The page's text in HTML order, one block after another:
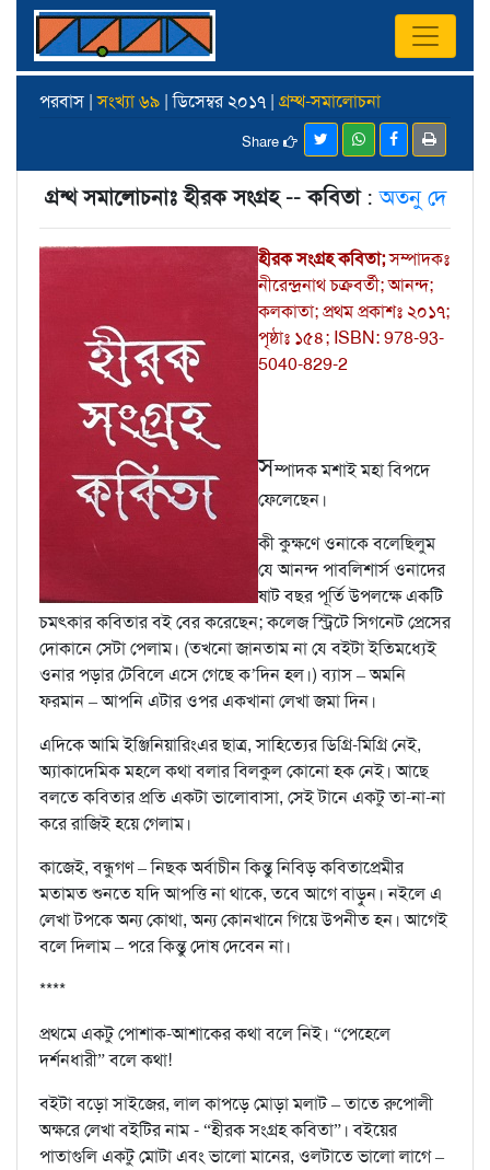
পরবাস |সংখ্যা ৬৯ | ডিসেম্বর ২০১৭ | গ্রম্থ-সমালোচনা
Share
গ্রন্থ সমালোচনাঃ হীরক সংগ্রহ -- কবিতা:অতনু দে
হীরক সংগ্রহ কবিতা;সম্পাদকঃ
নীরেন্দ্রনাথ চক্রবর্তী; আনন্দ;
কলকাতা; প্রথম প্রকাশঃ ২০১৭;
পৃষ্ঠাঃ ১৫৪; ISBN: 978-93-
5040-829-2
সম্পাদক মশাই মহা বিপদে
ফেলেছেন।
কী কুক্ষণে ওনাকে বলেছিলুম
যে আনন্দ পাবলিশার্স ওনাদের
ষাট বছর পূর্তি উপলক্ষে একটি
চমৎকার কবিতার বই বের করেছেন; কলেজ স্ট্রিটে সিগনেট প্রেসের
দোকানে সেটা পেলাম। (তখনো জানতাম না যে বইটা ইতিমধ্যেই
ওনার পড়ার টেবিলে এসে গেছে ক’দিন হল।) ব্যাস – অমনি
ফরমান – আপনি এটার ওপর একখানা লেখা জমা দিন।
এদিকে আমি ইঞ্জিনিয়ারিংএর ছাত্র, সাহিত্যের ডিগ্রি-মিগ্রি নেই,
অ্যাকাদেমিক মহলে কথা বলার বিলকুল কোনো হক নেই। আছে
বলতে কবিতার প্রতি একটা ভালোবাসা, সেই টানে একটু তা-না-না
করে রাজিই হয়ে গেলাম।
কাজেই, বন্ধুগণ – নিছক অর্বাচীন কিন্তু নিবিড় কবিতাপ্রেমীর
মতামত শুনতে যদি আপত্তি না থাকে, তবে আগে বাড়ুন। নইলে এ
লেখা টপকে অন্য কোথা, অন্য কোনখানে গিয়ে উপনীত হন। আগেই
বলে দিলাম – পরে কিন্তু দোষ দেবেন না।
****
প্রথমে একটু পোশাক-আশাকের কথা বলে নিই। “পেহেলে
দর্শনধারী” বলে কথা!
বইটা বড়ো সাইজের, লাল কাপড়ে মোড়া মলাট – তাতে রুপোলী
অক্ষরে লেখা বইটির নাম - “হীরক সংগ্রহ কবিতা”। বইয়ের
পাতাগুলি একটু মোটা এবং ভালো মানের, ওলটাতে ভালো লাগে –